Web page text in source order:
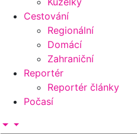
Cestování
Regionální
Domácí
Zahraniční
Reportér
Reportér články
Počasí